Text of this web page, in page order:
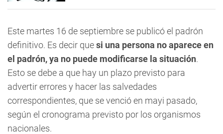
Este martes 16 de septiembre se publicó el padrón
definitivo. Es decir quesi una persona no aparece en
el padrón, ya no puede modificarse la situación.
Esto se debe a que hay un plazo previsto para
advertir errores y hacer las salvedades
correspondientes, que se venció en mayi pasado,
según el cronograma previsto por los organismos
nacionales.